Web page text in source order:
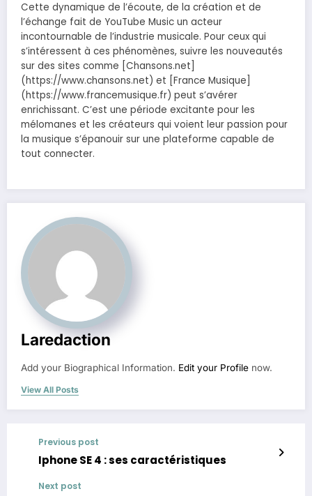
Cette dynamique de l’écoute, de la création et de
l’échange fait de YouTube Music un acteur
incontournable de l’industrie musicale. Pour ceux qui
s’intéressent à ces phénomènes, suivre les nouveautés
sur des sites comme [Chansons.net]
(https://www.chansons.net) et [France Musique]
(https://www.francemusique.fr) peut s’avérer
enrichissant. C’est une période excitante pour les
mélomanes et les créateurs qui voient leur passion pour
la musique s’épanouir sur une plateforme capable de
tout connecter.
Laredaction
Add your Biographical Information. Edit your Profile now.
View All Posts
Previous post
Iphone SE 4 : ses caractéristiques
Next post